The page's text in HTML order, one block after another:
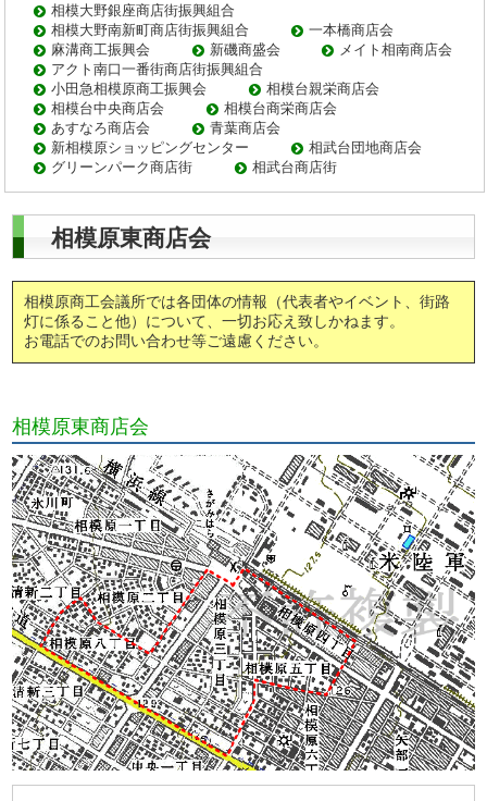
相模大野銀座商店街振興組合
相模大野南新町商店街振興組合
一本橋商店会
麻溝商工振興会
新磯商盛会
メイト相南商店会
アクト南口一番街商店街振興組合
小田急相模原商工振興会
相模台親栄商店会
相模台中央商店会
相模台商栄商店会
あすなろ商店会
青葉商店会
新相模原ショッピングセンター
相武台団地商店会
グリーンパーク商店街
相武台商店街
相模原東商店会
相模原商工会議所では各団体の情報（代表者やイベント、街路
灯に係ること他）について、一切お応え致しかねます。
お電話でのお問い合わせ等ご遠慮ください。
相模原東商店会